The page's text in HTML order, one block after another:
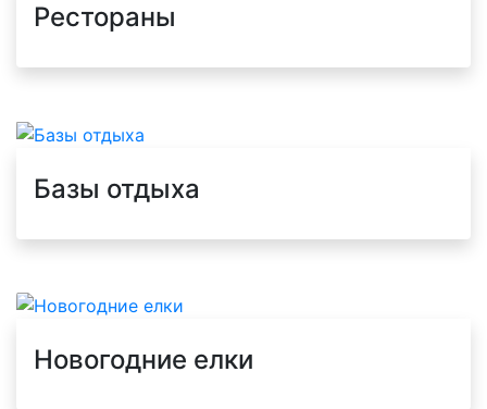
Рестораны
Базы отдыха
Новогодние елки